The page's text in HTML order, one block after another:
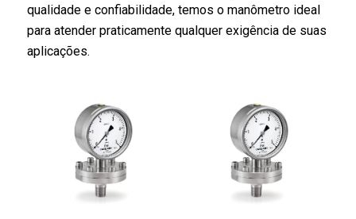
qualidade e confiabilidade, temos o manômetro ideal
para atender praticamente qualquer exigência de suas
aplicações.